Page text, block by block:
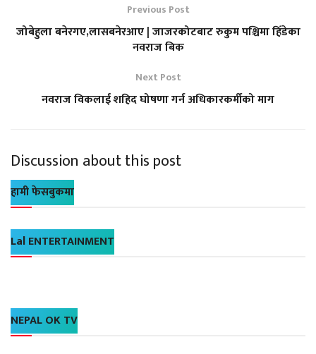
Previous Post
जोबेहुला बनेरगए,लासबनेरआए | जाजरकोटबाट रुकुम पश्चिमा हिँडेका
नवराज बिक
Next Post
नवराज विकलाई शहिद घोषणा गर्न अधिकारकर्मीको माग
Discussion about this post
हामी फेसबुकमा
Lal ENTERTAINMENT
NEPAL OK TV